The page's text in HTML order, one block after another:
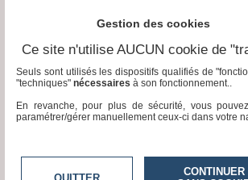
Page 11 / 52
4
tvlocale.fr
Gestion des cookies
Ce site n'utilise AUCUN cookie de
Seuls sont utilisés les dispositifs qualifiés de
"techniques" nécessaires à son fonctionnement..
En revanche, pour plus de sécurité, vous
paramétrer/gérer manuellement ceux-ci dans votre
CONTINUER